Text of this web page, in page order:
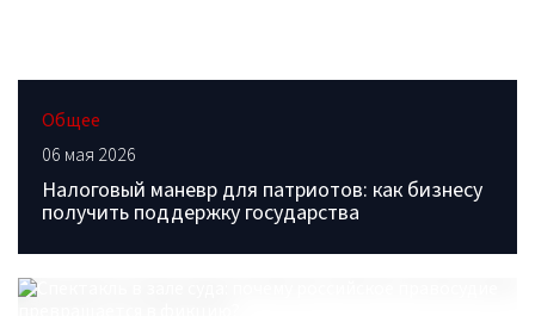
Общее
06 мая 2026
Налоговый маневр для патриотов: как бизнесу
получить поддержку государства